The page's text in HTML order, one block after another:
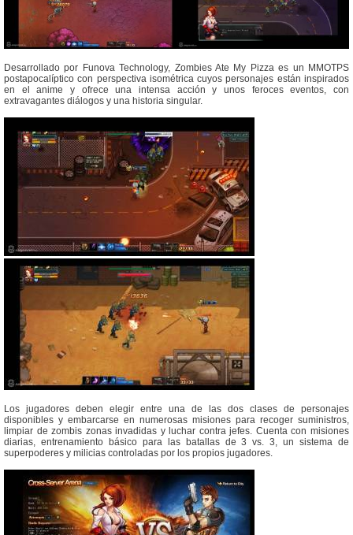
Desarrollado por Funova Technology, Zombies Ate My Pizza es un MMOTPS
postapocalíptico con perspectiva isométrica cuyos personajes están inspirados
en el anime y ofrece una intensa acción y unos feroces eventos, con
extravagantes diálogos y una historia singular.
Los jugadores deben elegir entre una de las dos clases de personajes
disponibles y embarcarse en numerosas misiones para recoger suministros,
limpiar de zombis zonas invadidas y luchar contra jefes. Cuenta con misiones
diarias, entrenamiento básico para las batallas de 3 vs. 3, un sistema de
superpoderes y milicias controladas por los propios jugadores.